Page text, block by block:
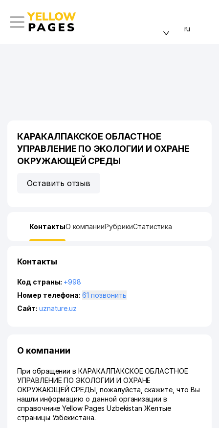
ru
КАРАКАЛПАКСКОЕ ОБЛАСТНОЕ
УПРАВЛЕНИЕ ПО ЭКОЛОГИИ И ОХРАНЕ
ОКРУЖАЮЩЕЙ СРЕДЫ
Оставить отзыв
КонтактыО компанииРубрикиСтатистика
Контакты
Код страны: +998
Номер телефона:
61 позвонить
Сайт: uznature.uz
О компании
При обращении в КАРАКАЛПАКСКОЕ ОБЛАСТНОЕ
УПРАВЛЕНИЕ ПО ЭКОЛОГИИ И ОХРАНЕ
ОКРУЖАЮЩЕЙ СРЕДЫ, пожалуйста, скажите, что Вы
нашли информацию о данной организации в
справочнике Yellow Pages Uzbekistan Желтые
страницы Узбекистана.